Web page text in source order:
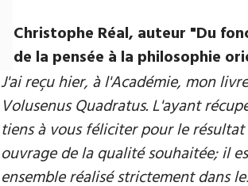
Christophe Réal, auteur ​"Du
de la pensée à la philosophie
J'ai reçu hier, à l'Académie, mon
Volusenus Quadratus. L'ayant
tiens à vous féliciter pour le résultat
ouvrage de la qualité souhaitée; il
ensemble réalisé strictement dans